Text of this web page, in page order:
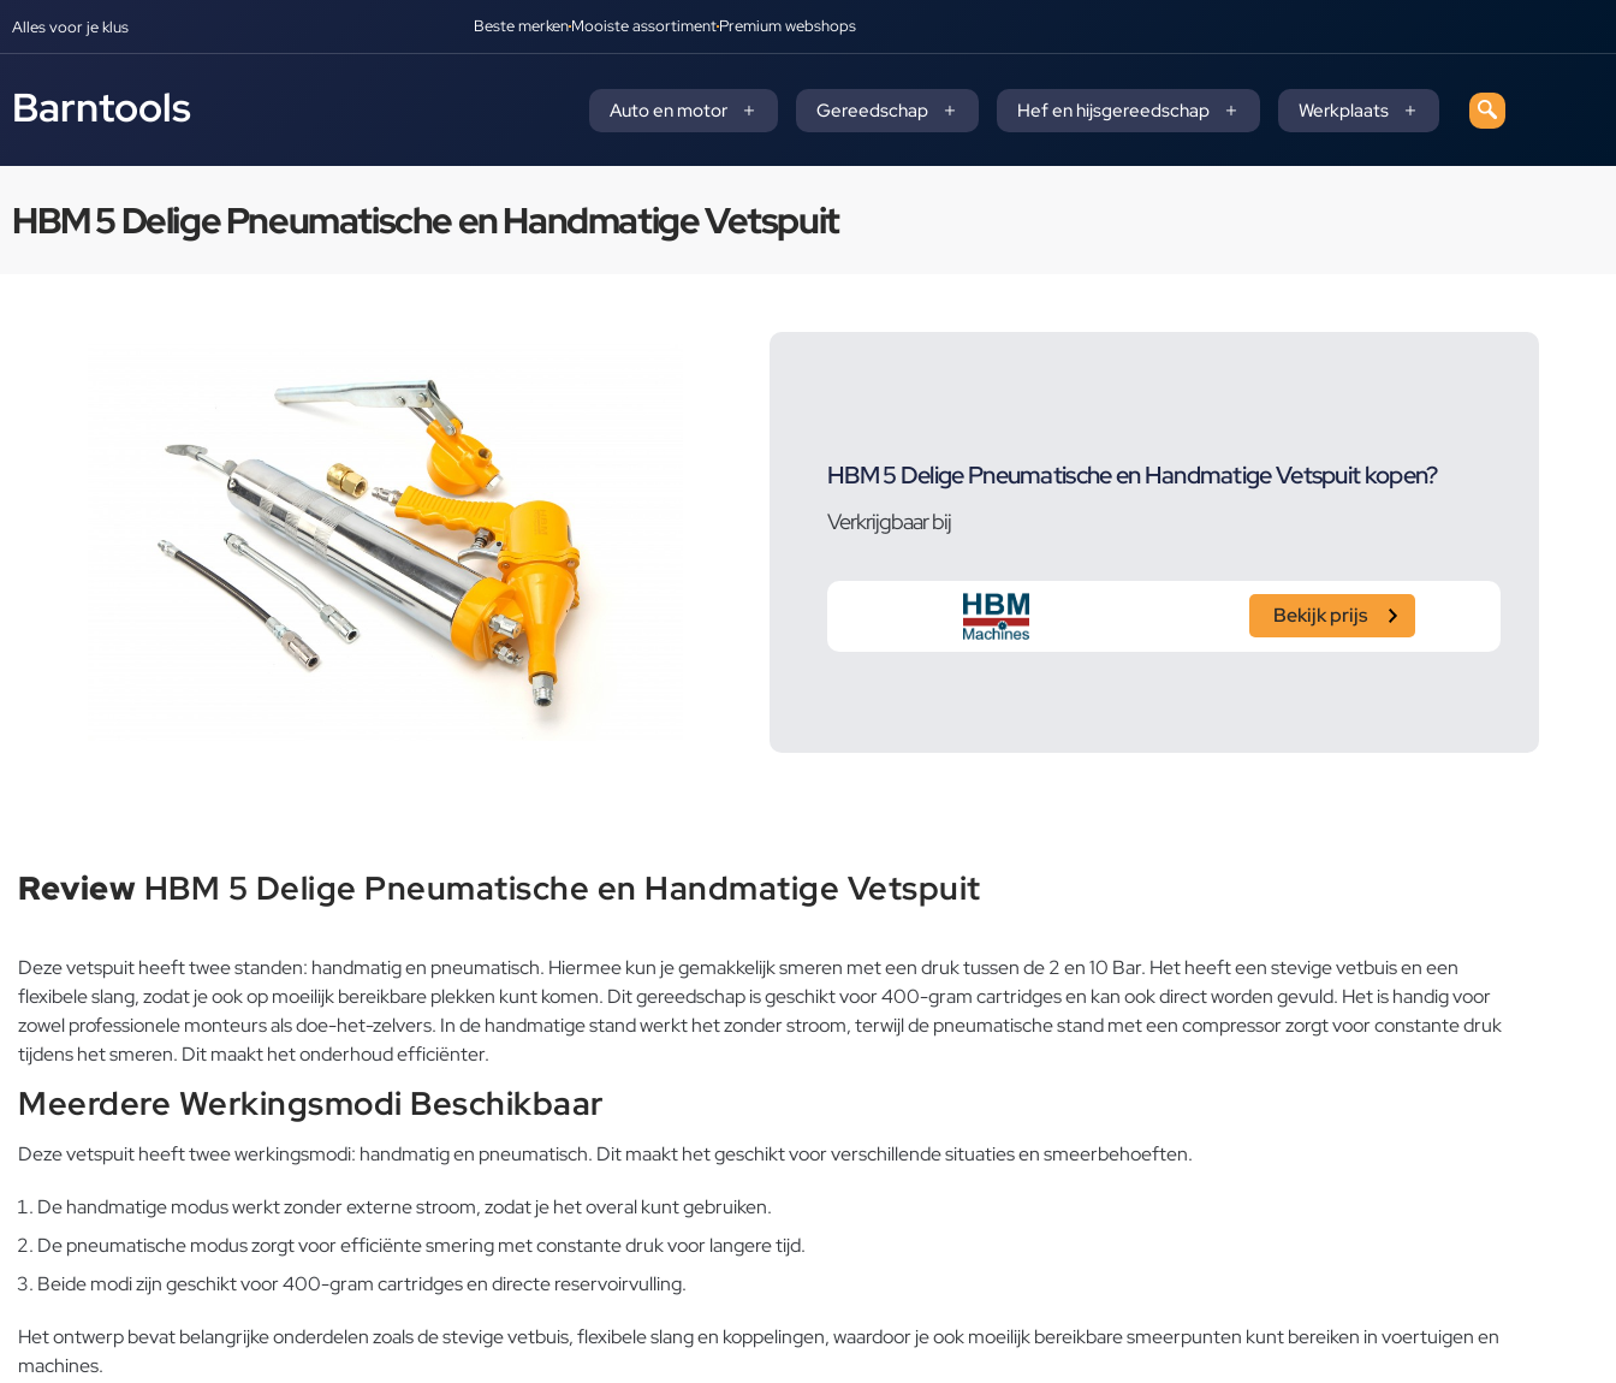
Alles voor je klus Beste merkenMooiste assortimentPremium webshops
Barntools Auto en motor Gereedschap Hef en hijsgereedschap Werkplaats
HBM 5 Delige Pneumatische en Handmatige Vetspuit
HBM 5 Delige Pneumatische en Handmatige Vetspuit kopen?
Verkrijgbaar bij
Bekijk prijs
Review HBM 5 Delige Pneumatische en Handmatige Vetspuit
Deze vetspuit heeft twee standen: handmatig en pneumatisch. Hiermee kun je gemakkelijk smeren met een druk tussen de 2 en 10 Bar. Het heeft een stevige vetbuis en een
flexibele slang, zodat je ook op moeilijk bereikbare plekken kunt komen. Dit gereedschap is geschikt voor 400-gram cartridges en kan ook direct worden gevuld. Het is handig voor
zowel professionele monteurs als doe-het-zelvers. In de handmatige stand werkt het zonder stroom, terwijl de pneumatische stand met een compressor zorgt voor constante druk
tijdens het smeren. Dit maakt het onderhoud efficiënter.
Meerdere Werkingsmodi Beschikbaar
Deze vetspuit heeft twee werkingsmodi: handmatig en pneumatisch. Dit maakt het geschikt voor verschillende situaties en smeerbehoeften.
De handmatige modus werkt zonder externe stroom, zodat je het overal kunt gebruiken.
De pneumatische modus zorgt voor efficiënte smering met constante druk voor langere tijd.
Beide modi zijn geschikt voor 400-gram cartridges en directe reservoirvulling.
Het ontwerp bevat belangrijke onderdelen zoals de stevige vetbuis, flexibele slang en koppelingen, waardoor je ook moeilijk bereikbare smeerpunten kunt bereiken in voertuigen en
machines.